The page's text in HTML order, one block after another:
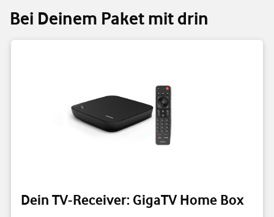
Bei Deinem Paket mit drin
Dein TV-Receiver: GigaTV Home Box